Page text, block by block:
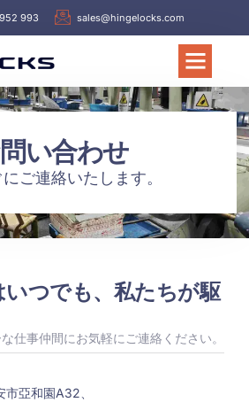
993 sales@hingelocks.com
い合わせ
ご連絡いたします。
つでも、私たちが駆
仕事仲間にお気軽にご連絡ください。
市亞和園A32、